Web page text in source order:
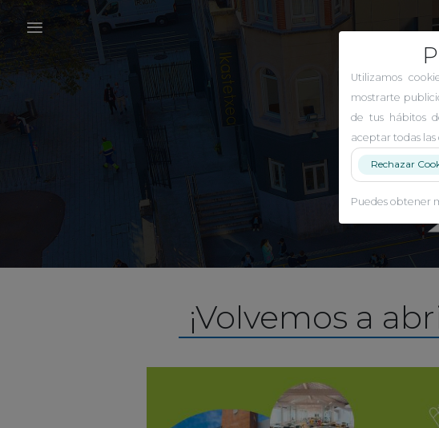
Utilizamos
mostrarte
de tus hábitos
aceptar todas las
Rechazar
Puedes obtener
¡Volvemos a